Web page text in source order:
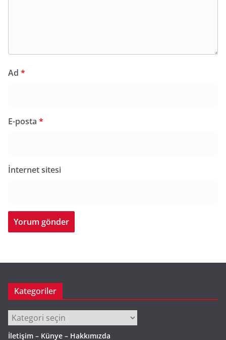
Ad *
E-posta *
İnternet sitesi
Kategoriler
Kategoriler
İletişim – Künye – Hakkımızda